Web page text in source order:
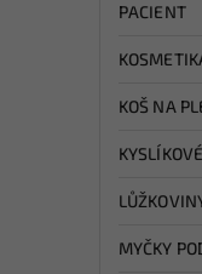
PACIENT
KOŠ NA
MYČKY